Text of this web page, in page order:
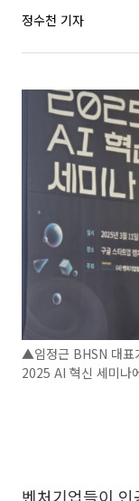
정수천 기자
▲임정근 BHSN 대표
2025 AI 혁신 세미나
벤처기업들이